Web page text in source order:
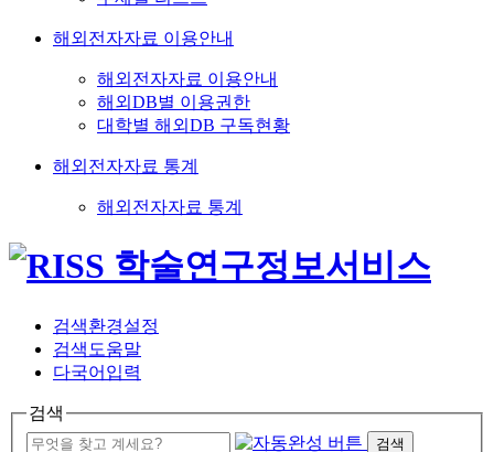
해외전자자료 이용안내
해외전자자료 이용안내
해외DB별 이용권한
대학별 해외DB 구독현황
해외전자자료 통계
해외전자자료 통계
검색환경설정
검색도움말
다국어입력
검색
검색